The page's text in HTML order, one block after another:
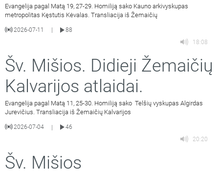
Evangelija pagal Matą 19, 27-29. Homiliją sako Kauno arkivyskupas
metropolitas Kęstutis Kėvalas. Transliacija iš Žemaičių
2026-07-11
88
18:08
Šv. Mišios. Didieji Žemaičių
Kalvarijos atlaidai.
Evangelija pagal Matą 11, 25-30. Homiliją sako Telšių vyskupas Algirdas
Jurevičius. Transliacija iš Žemaičių Kalvarijos
2026-07-04 |
46
20:20
Šv. Mišios